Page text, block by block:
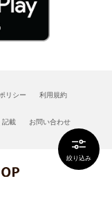
絞り込み
リシー 利用規約
記載 お問い合わせ